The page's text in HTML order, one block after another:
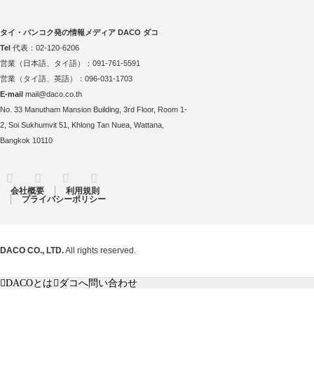
タイ・バンコク発の情報メディア DACO ダコ
Tel 代表：02-120-6206
営業（日本語、タイ語）：091-761-5591
営業（タイ語、英語）：096-031-1703
E-mail mail@daco.co.th
No. 33 Manutham Mansion Building, 3rd Floor, Room 1-
2, Soi Sukhumvit 51, Khlong Tan Nuea, Wattana,
Bangkok 10110
Twitter FacebookInstagram
会社概要
利用規則
プライバシーポリシー
DACO CO., LTD.All rights reserved.
DACOとは ダコへ問い合わせ